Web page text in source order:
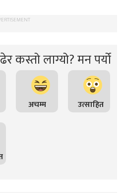
कस्तो लाग्यो? मन पर्यो
अचम्म उत्साहित